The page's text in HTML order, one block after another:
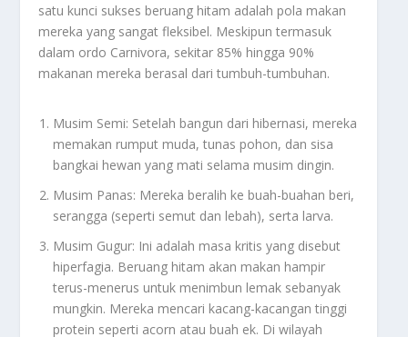
satu kunci sukses beruang hitam adalah pola makan
mereka yang sangat fleksibel. Meskipun termasuk
dalam ordo Carnivora, sekitar 85% hingga 90%
makanan mereka berasal dari tumbuh-tumbuhan.
Musim Semi: Setelah bangun dari hibernasi, mereka
memakan rumput muda, tunas pohon, dan sisa
bangkai hewan yang mati selama musim dingin.
Musim Panas: Mereka beralih ke buah-buahan beri,
serangga (seperti semut dan lebah), serta larva.
Musim Gugur: Ini adalah masa kritis yang disebut
hiperfagia. Beruang hitam akan makan hampir
terus-menerus untuk menimbun lemak sebanyak
mungkin. Mereka mencari kacang-kacangan tinggi
protein seperti acorn atau buah ek. Di wilayah